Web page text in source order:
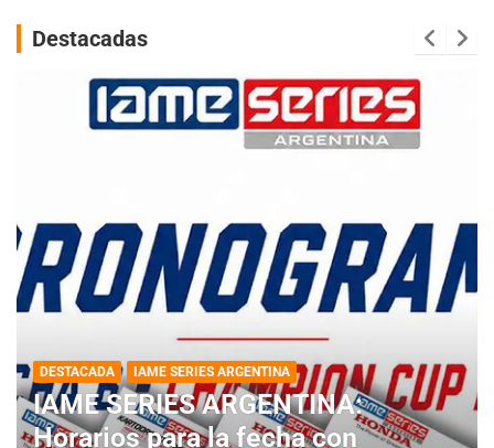
Destacadas
DESTACADA IAME SERIES ARGENTINA
IAME SERIES ARGENTINA:
Horarios para la fecha con